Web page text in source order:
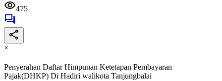
475
×
Penyerahan Daftar Himpunan Ketetapan Pembayaran
Pajak(DHKP) Di Hadiri walikota Tanjungbalai